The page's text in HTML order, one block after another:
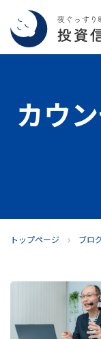
ブログ
インデックス投
お問い合わせ
カウ
トップページ ブロ